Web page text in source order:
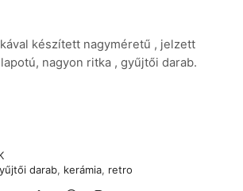
készített nagyméretű , jelzett
nagyon ritka , gyűjtői darab.
darab, kerámia, retro